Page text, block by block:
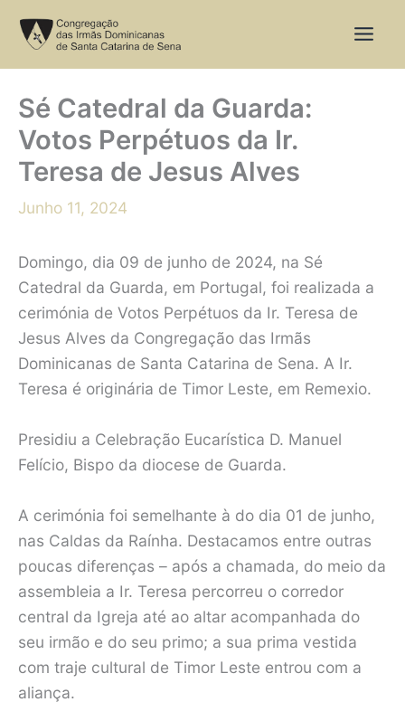
Sé Catedral da Guarda:
Votos Perpétuos da Ir.
Teresa de Jesus Alves
Junho 11, 2024
Domingo, dia 09 de junho de 2024, na Sé
Catedral da Guarda, em Portugal, foi realizada a
cerimónia de Votos Perpétuos da Ir. Teresa de
Jesus Alves da Congregação das Irmãs
Dominicanas de Santa Catarina de Sena. A Ir.
Teresa é originária de Timor Leste, em Remexio.
Presidiu a Celebração Eucarística D. Manuel
Felício, Bispo da diocese de Guarda.
A cerimónia foi semelhante à do dia 01 de junho,
nas Caldas da Raínha. Destacamos entre outras
poucas diferenças – após a chamada, do meio da
assembleia a Ir. Teresa percorreu o corredor
central da Igreja até ao altar acompanhada do
seu irmão e do seu primo; a sua prima vestida
com traje cultural de Timor Leste entrou com a
aliança.